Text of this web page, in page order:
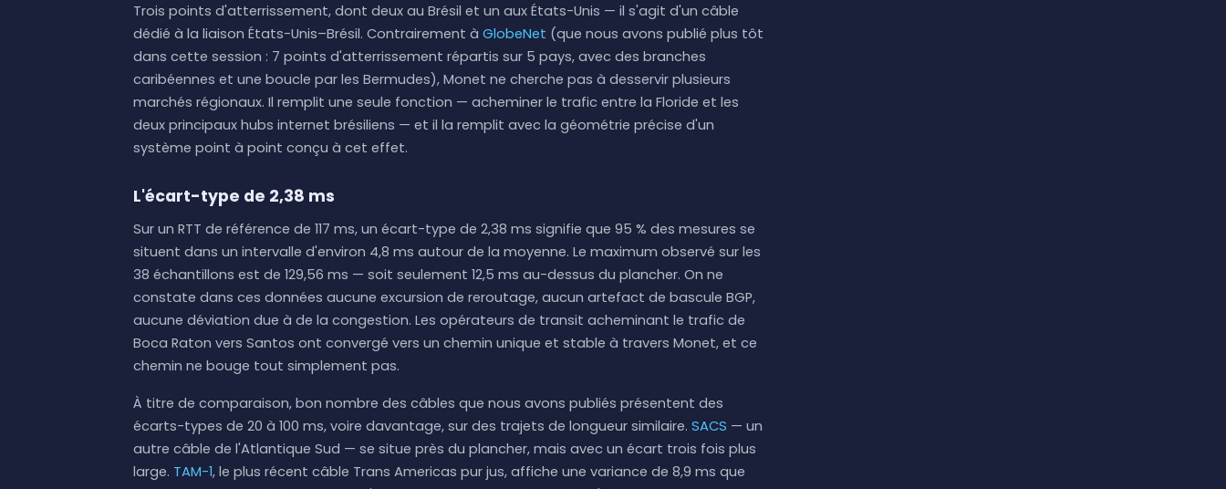
Trois points d'atterrissement, dont deux au Brésil et un aux États-Unis — il s'agit d'un câble
dédié à la liaison États-Unis–Brésil. Contrairement à GlobeNet (que nous avons publié plus tôt
dans cette session : 7 points d'atterrissement répartis sur 5 pays, avec des branches
caribéennes et une boucle par les Bermudes), Monet ne cherche pas à desservir plusieurs
marchés régionaux. Il remplit une seule fonction — acheminer le trafic entre la Floride et les
deux principaux hubs internet brésiliens — et il la remplit avec la géométrie précise d'un
système point à point conçu à cet effet.
L'écart-type de 2,38 ms
Sur un RTT de référence de 117 ms, un écart-type de 2,38 ms signifie que 95 % des mesures se
situent dans un intervalle d'environ 4,8 ms autour de la moyenne. Le maximum observé sur les
38 échantillons est de 129,56 ms — soit seulement 12,5 ms au-dessus du plancher. On ne
constate dans ces données aucune excursion de reroutage, aucun artefact de bascule BGP,
aucune déviation due à de la congestion. Les opérateurs de transit acheminant le trafic de
Boca Raton vers Santos ont convergé vers un chemin unique et stable à travers Monet, et ce
chemin ne bouge tout simplement pas.
À titre de comparaison, bon nombre des câbles que nous avons publiés présentent des
écarts-types de 20 à 100 ms, voire davantage, sur des trajets de longueur similaire. SACS — un
autre câble de l'Atlantique Sud — se situe près du plancher, mais avec un écart trois fois plus
large. TAM-1, le plus récent câble Trans Americas pur jus, affiche une variance de 8,9 ms que